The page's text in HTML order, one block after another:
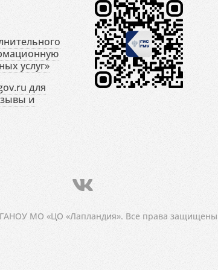
услуг»
для
и
МО «ЦО «Лапландия». Все права